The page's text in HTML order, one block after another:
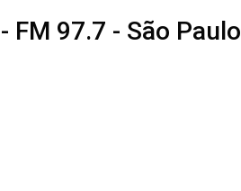
- FM 97.7 - São Paulo